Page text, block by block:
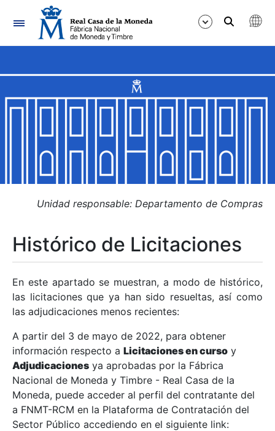
Navegación
Mostrar/Ocultar
Mostrar/Ocultar
Mostrar/Ocultar
Mostrar/Ocultar
Mostrar/Ocultar
Mostrar/Ocultar
Unidad responsable: Departamento de Compras
Histórico de Licitaciones
En este apartado se muestran, a modo de histórico,
las licitaciones que ya han sido resueltas, así como
las adjudicaciones menos recientes:
A partir del 3 de mayo de 2022, para obtener
información respecto a Licitaciones en curso y
Adjudicaciones ya aprobadas por la Fábrica
Nacional de Moneda y Timbre - Real Casa de la
Moneda, puede acceder al perfil del contratante del
a FNMT-RCM en la Plataforma de Contratación del
Sector Público accediendo en el siguiente link: